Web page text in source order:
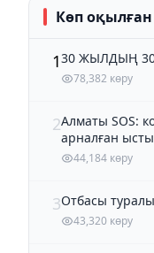
Көп оқылған
130 ЖЫЛДЫҢ 30
78,382 көру
2Алматы SOS:
арналған
44,184 көру
3Отбасы
43,320 көру